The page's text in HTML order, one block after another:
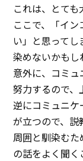
これは、とても
ここで、「イ
い」と思って
染めないかもし
意外に、コミ
努力するので、
逆にコミュニ
が立つので、説
周囲と馴染む
の話をよく聞く